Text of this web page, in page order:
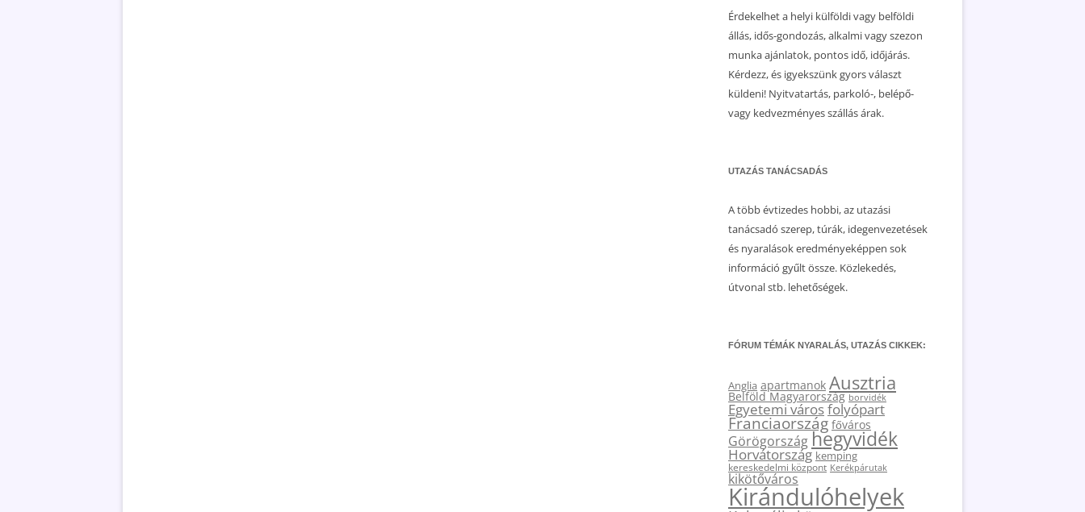
Érdekelhet a helyi külföldi vagy belföldi
állás, idős-gondozás, alkalmi vagy szezon
munka ajánlatok, pontos idő, időjárás.
Kérdezz, és igyekszünk gyors választ
küldeni! Nyitvatartás, parkoló-, belépő-
vagy kedvezményes szállás árak.
UTAZÁS TANÁCSADÁS
A több évtizedes hobbi, az utazási
tanácsadó szerep, túrák, idegenvezetések
és nyaralások eredményeképpen sok
információ gyűlt össze. Közlekedés,
útvonal stb. lehetőségek.
FÓRUM TÉMÁK NYARALÁS, UTAZÁS CIKKEK:
Anglia apartmanok Ausztria
Belföld Magyarország borvidék
Egyetemi városfolyópart
Franciaország főváros
Görögországhegyvidék
Horvátország kemping
kereskedelmi központ Kerékpárutak
kikötőváros
Kirándulóhelyek